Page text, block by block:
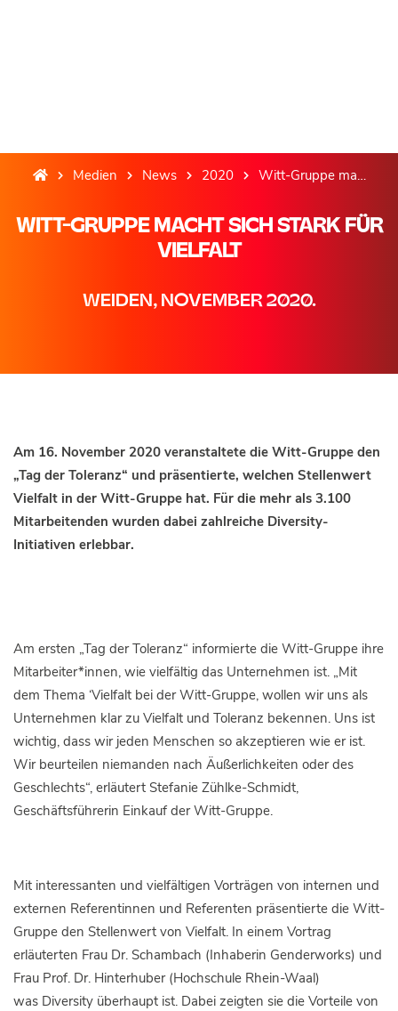
Medien News 2020 Witt-Gruppe macht sich stark für Vielfalt
WITT-GRUPPE MACHT SICH STARK FÜR
VIELFALT
WEIDEN, NOVEMBER 2020.
Am 16. November 2020 veranstaltete die Witt-Gruppe den
„Tag der Toleranz“ und präsentierte, welchen Stellenwert
Vielfalt in der Witt-Gruppe hat. Für die mehr als 3.100
Mitarbeitenden wurden dabei zahlreiche Diversity-
Initiativen erlebbar.
Am ersten „Tag der Toleranz“ informierte die Witt-Gruppe ihre
Mitarbeiter*innen, wie vielfältig das Unternehmen ist. „Mit
dem Thema ‘Vielfalt bei der Witt-Gruppe‚ wollen wir uns als
Unternehmen klar zu Vielfalt und Toleranz bekennen. Uns ist
wichtig, dass wir jeden Menschen so akzeptieren wie er ist.
Wir beurteilen niemanden nach Äußerlichkeiten oder des
Geschlechts“, erläutert Stefanie Zühlke-Schmidt,
Geschäftsführerin Einkauf der Witt-Gruppe.
Mit interessanten und vielfältigen Vorträgen von internen und
externen Referentinnen und Referenten präsentierte die Witt-
Gruppe den Stellenwert von Vielfalt. In einem Vortrag
erläuterten Frau Dr. Schambach (Inhaberin Genderworks) und
Frau Prof. Dr. Hinterhuber (Hochschule Rhein-Waal)
was Diversity überhaupt ist. Dabei zeigten sie die Vorteile von